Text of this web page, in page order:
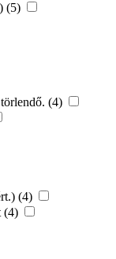
(5)
(4)
(4)
(4)